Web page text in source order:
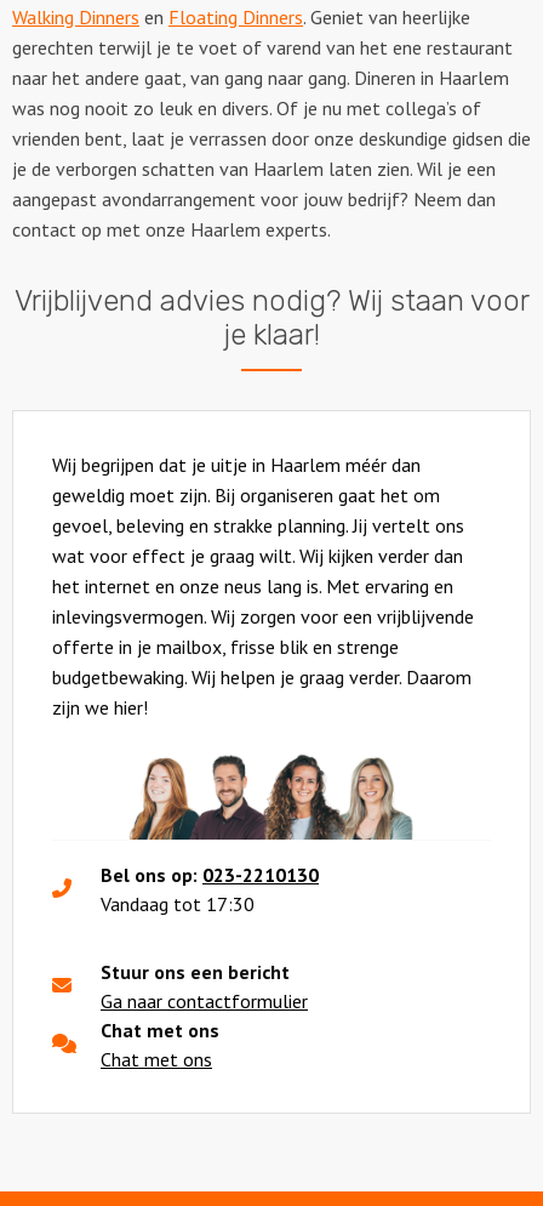
Walking Dinners en Floating Dinners. Geniet van heerlijke
gerechten terwijl je te voet of varend van het ene restaurant
naar het andere gaat, van gang naar gang. Dineren in Haarlem
was nog nooit zo leuk en divers. Of je nu met collega’s of
vrienden bent, laat je verrassen door onze deskundige gidsen die
je de verborgen schatten van Haarlem laten zien. Wil je een
aangepast avondarrangement voor jouw bedrijf? Neem dan
contact op met onze Haarlem experts.
Vrijblijvend advies nodig? Wij staan voor
je klaar!
Wij begrijpen dat je uitje in Haarlem méér dan
geweldig moet zijn. Bij organiseren gaat het om
gevoel, beleving en strakke planning. Jij vertelt ons
wat voor effect je graag wilt. Wij kijken verder dan
het internet en onze neus lang is. Met ervaring en
inlevingsvermogen. Wij zorgen voor een vrijblijvende
offerte in je mailbox, frisse blik en strenge
budgetbewaking. Wij helpen je graag verder. Daarom
zijn we hier!
Bel ons op: 023-2210130
Vandaag tot 17:30
Stuur ons een bericht
Ga naar contactformulier
Chat met ons
Chat met ons